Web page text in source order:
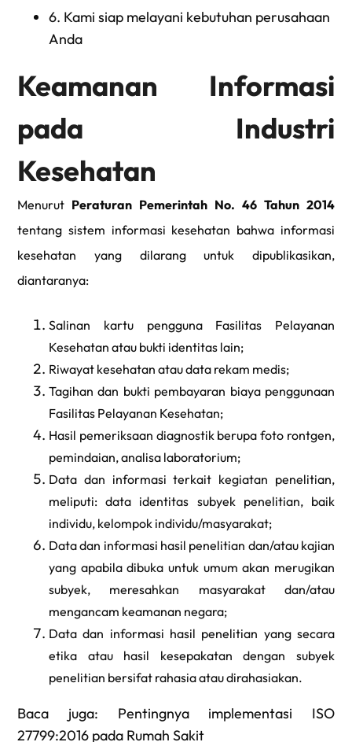
6. Kami siap melayani kebutuhan perusahaan
Anda
Keamanan Informasi
pada Industri
Kesehatan
Menurut Peraturan Pemerintah No. 46 Tahun 2014
tentang sistem informasi kesehatan bahwa informasi
kesehatan yang dilarang untuk dipublikasikan,
diantaranya:
Salinan kartu pengguna Fasilitas Pelayanan
Kesehatan atau bukti identitas lain;
Riwayat kesehatan atau data rekam medis;
Tagihan dan bukti pembayaran biaya penggunaan
Fasilitas Pelayanan Kesehatan;
Hasil pemeriksaan diagnostik berupa foto rontgen,
pemindaian, analisa laboratorium;
Data dan informasi terkait kegiatan penelitian,
meliputi: data identitas subyek penelitian, baik
individu, kelompok individu/masyarakat;
Data dan informasi hasil penelitian dan/atau kajian
yang apabila dibuka untuk umum akan merugikan
subyek, meresahkan masyarakat dan/atau
mengancam keamanan negara;
Data dan informasi hasil penelitian yang secara
etika atau hasil kesepakatan dengan subyek
penelitian bersifat rahasia atau dirahasiakan.
Baca juga: Pentingnya implementasi ISO
27799:2016 pada Rumah Sakit